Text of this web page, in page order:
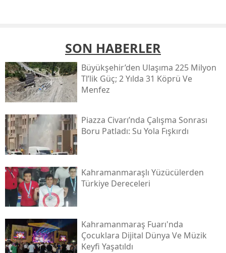
SON HABERLER
Büyükşehir’den Ulaşıma 225 Milyon
Tl’lik Güç; 2 Yılda 31 Köprü Ve
Menfez
Piazza Civarı’nda Çalışma Sonrası
Boru Patladı: Su Yola Fışkırdı
Kahramanmaraşlı Yüzücülerden
Türkiye Dereceleri
Kahramanmaraş Fuarı'nda
Çocuklara Dijital Dünya Ve Müzik
Keyfi Yaşatıldı